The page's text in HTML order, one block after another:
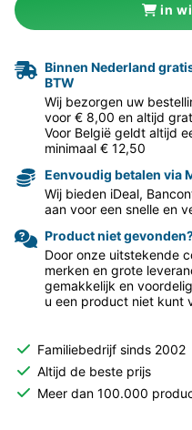
in
Binnen Nederland
BTW
Wij bezorgen uw
voor € 8,00 en altijd
Voor België geldt altijd
minimaal € 12,50
Eenvoudig betalen via
Wij bieden iDeal,
aan voor een snelle en
Product niet
Door onze uitstekende
merken en grote
gemakkelijk en
u een product niet kunt
Familiebedrijf sinds 2002
Altijd de beste prijs
Meer dan 100.000